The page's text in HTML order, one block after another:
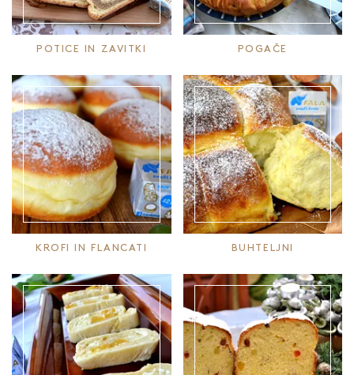
POTICE IN ZAVITKI POGAČE
KROFI IN FLANCATI BUHTELJNI